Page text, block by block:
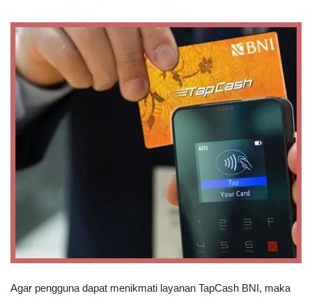
Agar pengguna dapat menikmati layanan TapCash BNI, maka